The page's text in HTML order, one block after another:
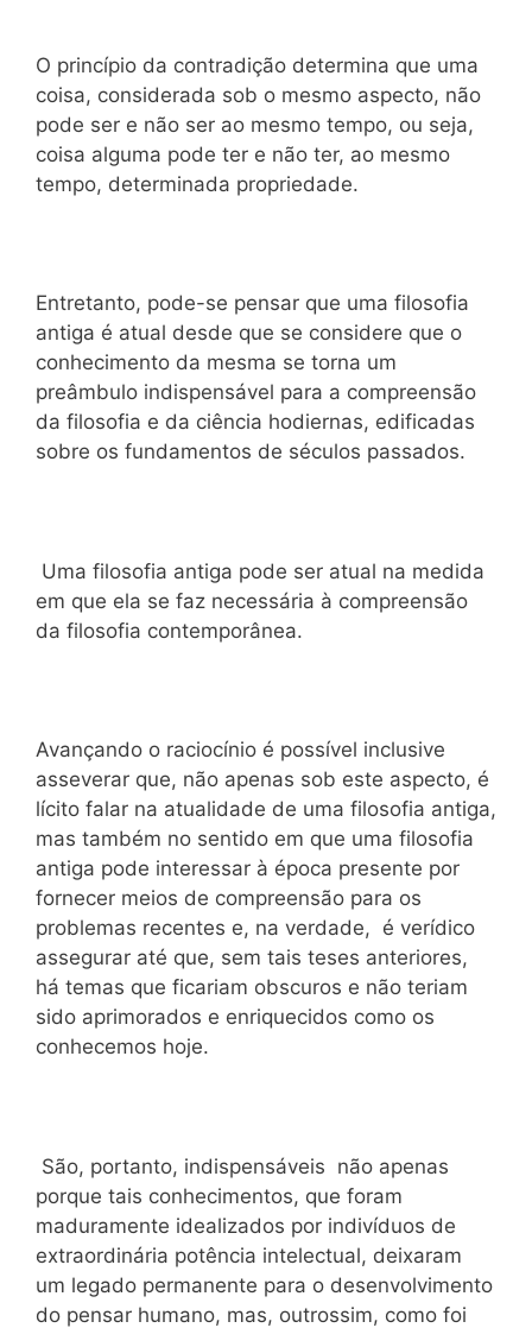
O princípio da contradição determina que uma
coisa, considerada sob o mesmo aspecto, não
pode ser e não ser ao mesmo tempo, ou seja,
coisa alguma pode ter e não ter, ao mesmo
tempo, determinada propriedade.
Entretanto, pode-se pensar que uma filosofia
antiga é atual desde que se considere que o
conhecimento da mesma se torna um
preâmbulo indispensável para a compreensão
da filosofia e da ciência hodiernas, edificadas
sobre os fundamentos de séculos passados.
Uma filosofia antiga pode ser atual na medida
em que ela se faz necessária à compreensão
da filosofia contemporânea.
Avançando o raciocínio é possível inclusive
asseverar que, não apenas sob este aspecto, é
lícito falar na atualidade de uma filosofia antiga,
mas também no sentido em que uma filosofia
antiga pode interessar à época presente por
fornecer meios de compreensão para os
problemas recentes e, na verdade, é verídico
assegurar até que, sem tais teses anteriores,
há temas que ficariam obscuros e não teriam
sido aprimorados e enriquecidos como os
conhecemos hoje.
São, portanto, indispensáveis não apenas
porque tais conhecimentos, que foram
maduramente idealizados por indivíduos de
extraordinária potência intelectual, deixaram
um legado permanente para o desenvolvimento
do pensar humano, mas, outrossim, como foi